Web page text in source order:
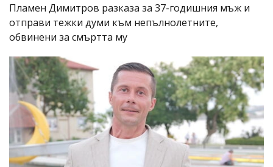
Пламен Димитров разказа за 37-годишния мъж и
отправи тежки думи към непълнолетните,
обвинени за смъртта му